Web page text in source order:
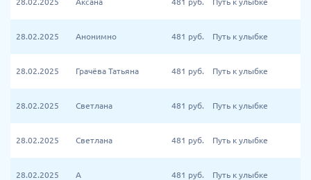
28.02.2025 Анонимно 481 руб. Путь к улыбке
28.02.2025 Грачёва Татьяна 481 руб. Путь к улыбке
28.02.2025 Светлана 481 руб. Путь к улыбке
28.02.2025 Светлана 481 руб. Путь к улыбке
28.02.2025 А 481 руб. Путь к улыбке